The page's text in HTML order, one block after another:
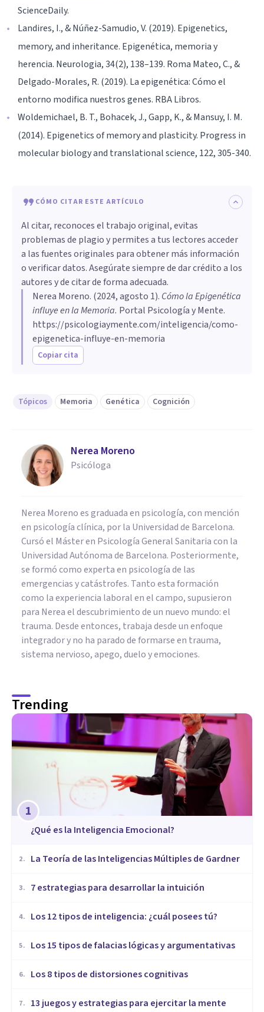
ScienceDaily.
Landires, I., & Núñez-Samudio, V. (2019). Epigenetics,
memory, and inheritance. Epigenética, memoria y
herencia. Neurologia, 34(2), 138–139. Roma Mateo, C., &
Delgado-Morales, R. (2019). La epigenética: Cómo el
entorno modifica nuestros genes. RBA Libros.
Woldemichael, B. T., Bohacek, J., Gapp, K., & Mansuy, I. M.
(2014). Epigenetics of memory and plasticity. Progress in
molecular biology and translational science, 122, 305-340.
CÓMO CITAR ESTE ARTÍCULO
Al citar, reconoces el trabajo original, evitas
problemas de plagio y permites a tus lectores acceder
a las fuentes originales para obtener más información
o verificar datos. Asegúrate siempre de dar crédito a los
autores y de citar de forma adecuada.
Nerea Moreno. (2024, agosto 1). Cómo la Epigenética
influye en la Memoria. Portal Psicología y Mente.
https://psicologiaymente.com/inteligencia/como-
epigenetica-influye-en-memoria
Copiar cita
Tópicos Memoria Genética Cognición
Nerea Moreno
Psicóloga
Nerea Moreno es graduada en psicología, con mención
en psicología clínica, por la Universidad de Barcelona.
Cursó el Máster en Psicología General Sanitaria con la
Universidad Autónoma de Barcelona. Posteriormente,
se formó como experta en psicología de las
emergencias y catástrofes. Tanto esta formación
como la experiencia laboral en el campo, supusieron
para Nerea el descubrimiento de un nuevo mundo: el
trauma. Desde entonces, trabaja desde un enfoque
integrador y no ha parado de formarse en trauma,
sistema nervioso, apego, duelo y emociones.
Trending
1
¿Qué es la Inteligencia Emocional?
2. La Teoría de las Inteligencias Múltiples de Gardner
3. 7 estrategias para desarrollar la intuición
4. Los 12 tipos de inteligencia: ¿cuál posees tú?
5. Los 15 tipos de falacias lógicas y argumentativas
6. Los 8 tipos de distorsiones cognitivas
7. 13 juegos y estrategias para ejercitar la mente